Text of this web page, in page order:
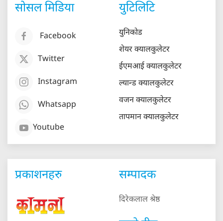
सोसल मिडिया
Facebook
Twitter
Instagram
Whatsapp
Youtube
युटिलिटि
युनिकोड
शेयर क्यालकुलेटर
ईएमआई क्यालकुलेटर
ल्यान्ड क्यालकुलेटर
वजन क्यालकुलेटर
तापमान क्यालकुलेटर
प्रकाशनहरु सम्पादक
दिरेकलाल श्रेष्ठ